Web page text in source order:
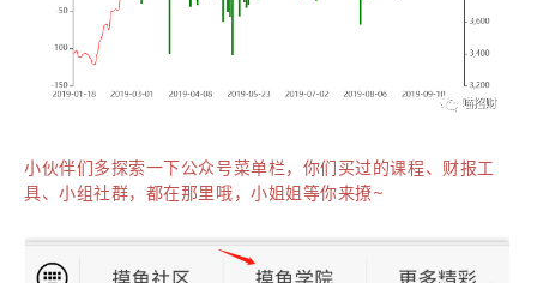
小伙伴们多探索一下公众号菜单栏，你们买过的课程、财报工
具、小组社群，都在那里哦，小姐姐等你来撩~